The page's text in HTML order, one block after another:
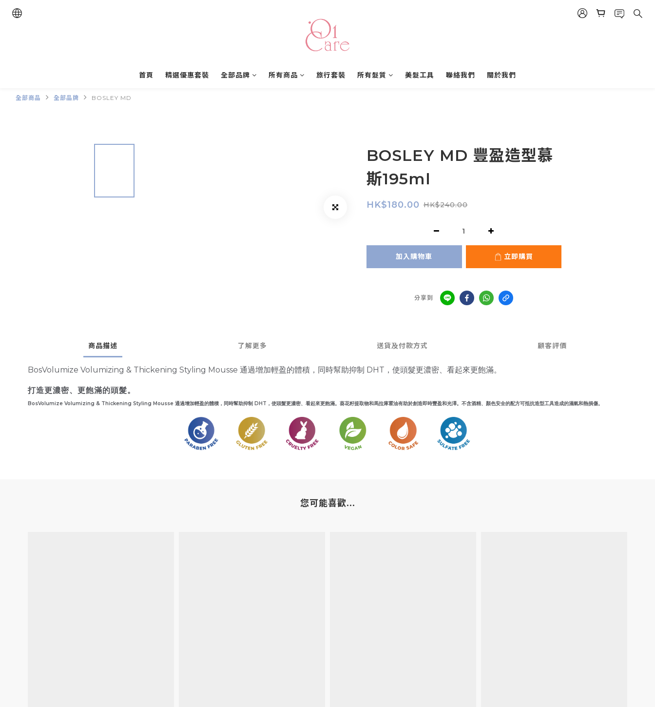
首頁 精選優惠套裝 全部品牌 所有商品 旅行套裝 所有髮質 美髮工具 聯絡我們 關於我們
全部商品 全部品牌 BOSLEY MD
BOSLEY MD 豐盈造型慕
斯195ml
HK$180.00 HK$240.00
加入購物車 立即購買
分享到
商品描述 了解更多 送貨及付款方式 顧客評價
BosVolumize Volumizing & Thickening Styling Mousse 通過增加輕盈的體積，同時幫助抑制 DHT，使頭髮更濃密、看起來更飽滿。
打造更濃密、更飽滿的頭髮。
BosVolumize Volumizing & Thickening Styling Mousse 通過增加輕盈的體積，同時幫助抑制 DHT，使頭髮更濃密、看起來更飽滿。葵花籽提取物和馬拉庫霍油有助於創造即時豐盈和光澤。不含酒精、顏色安全的配方可抵抗造型工具造成的濕氣和熱損傷。
您可能喜歡...